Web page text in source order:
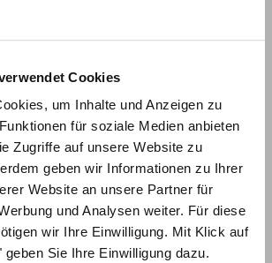
Cookies
um Inhalte und Anzeigen zu
für soziale Medien anbieten
Zugriffe auf unsere Website zu
geben wir Informationen zu Ihrer
Website an unsere Partner für
und Analysen weiter. Für diese
wir Ihre Einwilligung. Mit Klick auf
Sie Ihre Einwilligung dazu.
ZUM PRODUKT
Line pronto
konfigurierbar